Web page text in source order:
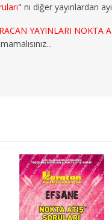
" nı diğer yayınlardan
YAYINLARI NOKTA